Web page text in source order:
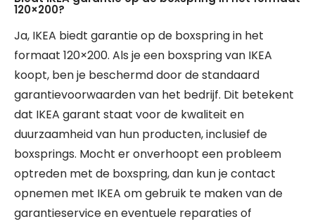
120×200?
Ja, IKEA biedt garantie op de boxspring in het
formaat 120×200. Als je een boxspring van IKEA
koopt, ben je beschermd door de standaard
garantievoorwaarden van het bedrijf. Dit betekent
dat IKEA garant staat voor de kwaliteit en
duurzaamheid van hun producten, inclusief de
boxsprings. Mocht er onverhoopt een probleem
optreden met de boxspring, dan kun je contact
opnemen met IKEA om gebruik te maken van de
garantieservice en eventuele reparaties of